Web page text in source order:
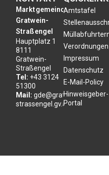
Marktgemeinde
Gratwein-
Straßengel
Hauptplatz 1
8111
Gratwein-
Straßengel
Tel: +43 3124
51300
Mail: gde@gratwein-
strassengel.gv.at
Amtstafel
Verordnungen
Impressum
Datenschutz
E-Mail-Policy
Hinweisgeber-
Portal